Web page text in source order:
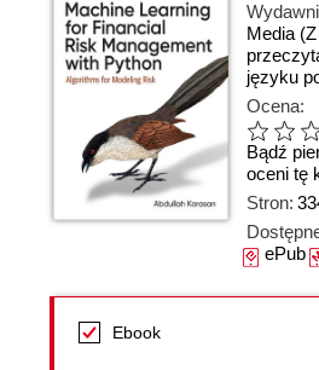
Media
języku
Ocena:
Bądź
oceni tę
Stron:
ePub
Ebook